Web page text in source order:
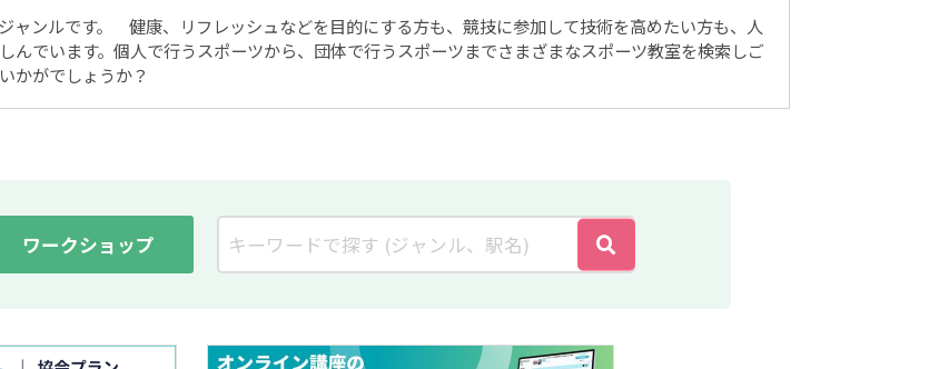
ャンルです。 健康、リフレッシュなどを目的にする方も、競技に参加して技術を高めたい方も、人
んでいます。個人で行うスポーツから、団体で行うスポーツまでさまざまなスポーツ教室を検索しご
かがでしょうか？
ワークショップ